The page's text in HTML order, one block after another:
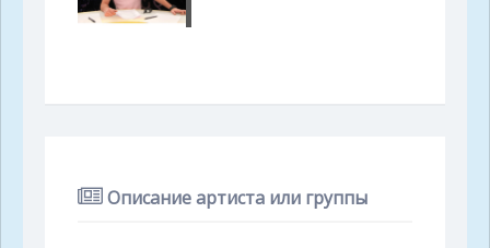
Описание артиста или группы